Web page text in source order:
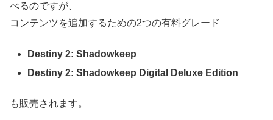
べるのですが、
コンテンツを追加するための2つの有料グレード
Destiny 2: Shadowkeep
Destiny 2: Shadowkeep Digital Deluxe Edition
も販売されます。